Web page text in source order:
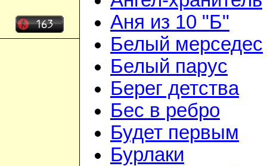
Аня из 10 "Б"
Белый мерседес
Белый парус
Берег детства
Бес в ребро
Будет первым
Бурлаки